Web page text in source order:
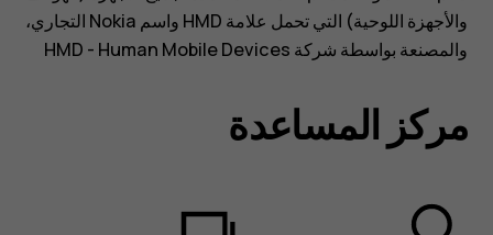
والأجهزة اللوحية) التي تحمل علامة HMD واسم Nokia التجاري،
والمصنعة بواسطة شركة HMD - Human Mobile Devices
مركز المساعدة